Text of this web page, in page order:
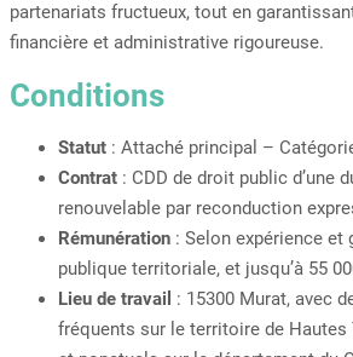
partenariats fructueux, tout en
financière et administrative rigoureuse.
Conditions
Statut : Attaché principal –
Contrat : CDD de droit public d’une
renouvelable par reconduction
Rémunération : Selon expérience
publique territoriale, et jusqu’à 55
Lieu de travail : 15300 Murat, avec
fréquents sur le territoire de Hautes